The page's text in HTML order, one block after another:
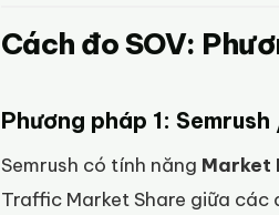
Cách đo SOV:
Phương pháp 1:
Semrush có tính năng Market
Traffic Market Share giữa